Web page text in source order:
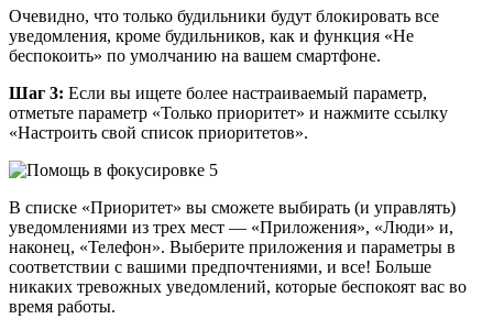
Очевидно, что только будильники будут блокировать все
уведомления, кроме будильников, как и функция «Не
беспокоить» по умолчанию на вашем смартфоне.
Шаг 3: Если вы ищете более настраиваемый параметр,
отметьте параметр «Только приоритет» и нажмите ссылку
«Настроить свой список приоритетов».
В списке «Приоритет» вы сможете выбирать (и управлять)
уведомлениями из трех мест — «Приложения», «Люди» и,
наконец, «Телефон». Выберите приложения и параметры в
соответствии с вашими предпочтениями, и все! Больше
никаких тревожных уведомлений, которые беспокоят вас во
время работы.